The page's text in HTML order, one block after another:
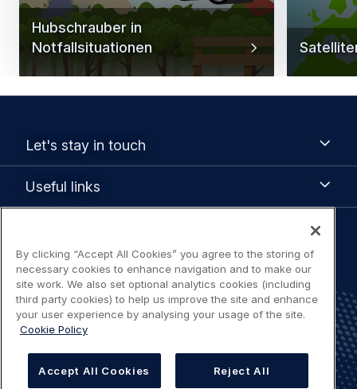
Hubschrauber in
Notfallsituationen
Footer
menu
Let's stay in touch
Useful links
Legal
navigation
Terms of use
Accessibility: Partially compliant
Privacy Notice
Cookies Settings
By clicking “Accept All Cookies” you agree to the storing of
necessary cookies to enhance navigation and to make our
site work. We also set optional analytics cookies (including
third party cookies) to help us improve the site and enhance
your user experience by analysing your usage of the site.
Cookie Policy
Accept All Cookies Reject All